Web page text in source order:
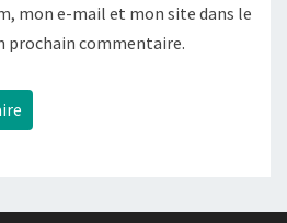
mon e-mail et mon site dans le
prochain commentaire.